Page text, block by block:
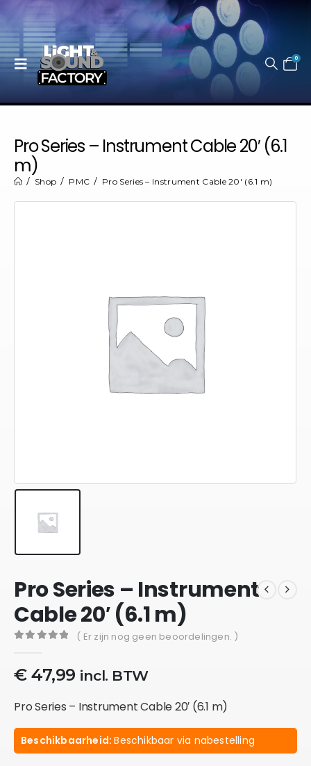
0
Pro Series – Instrument Cable 20′ (6.1
m)
Shop PMC Pro Series – Instrument Cable 20′ (6.1 m)
Pro Series – Instrument
Cable 20′ (6.1 m)
( Er zijn nog geen beoordelingen. )
€47,99 incl. BTW
Pro Series – Instrument Cable 20′ (6.1 m)
Beschikbaarheid:Beschikbaar via nabestelling